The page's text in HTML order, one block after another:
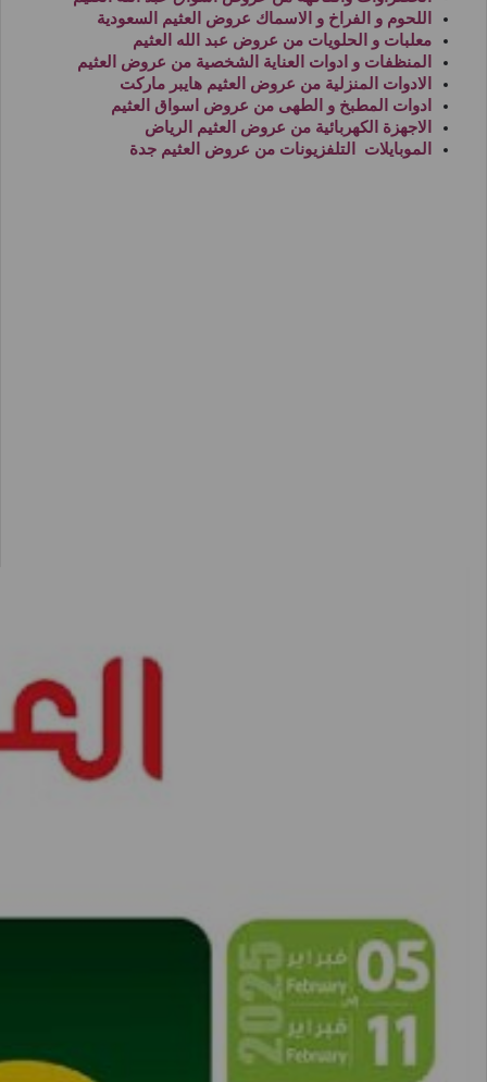
اللحوم و الفراخ و الاسماك عروض العثيم السعودية
معلبات و الحلويات من عروض عبد الله العثيم
المنظفات و ادوات العناية الشخصية من عروض العثيم
الادوات المنزلية من عروض العثيم هايبر ماركت
ادوات المطبخ و الطهى من عروض اسواق العثيم
الاجهزة الكهربائية من عروض العثيم الرياض
الموبايلات التلفزيونات من عروض العثيم جدة